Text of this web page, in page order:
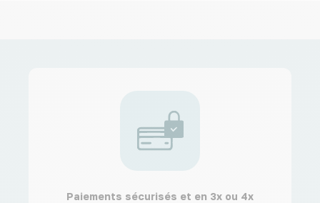
Paiements sécurisés et en 3x ou 4x